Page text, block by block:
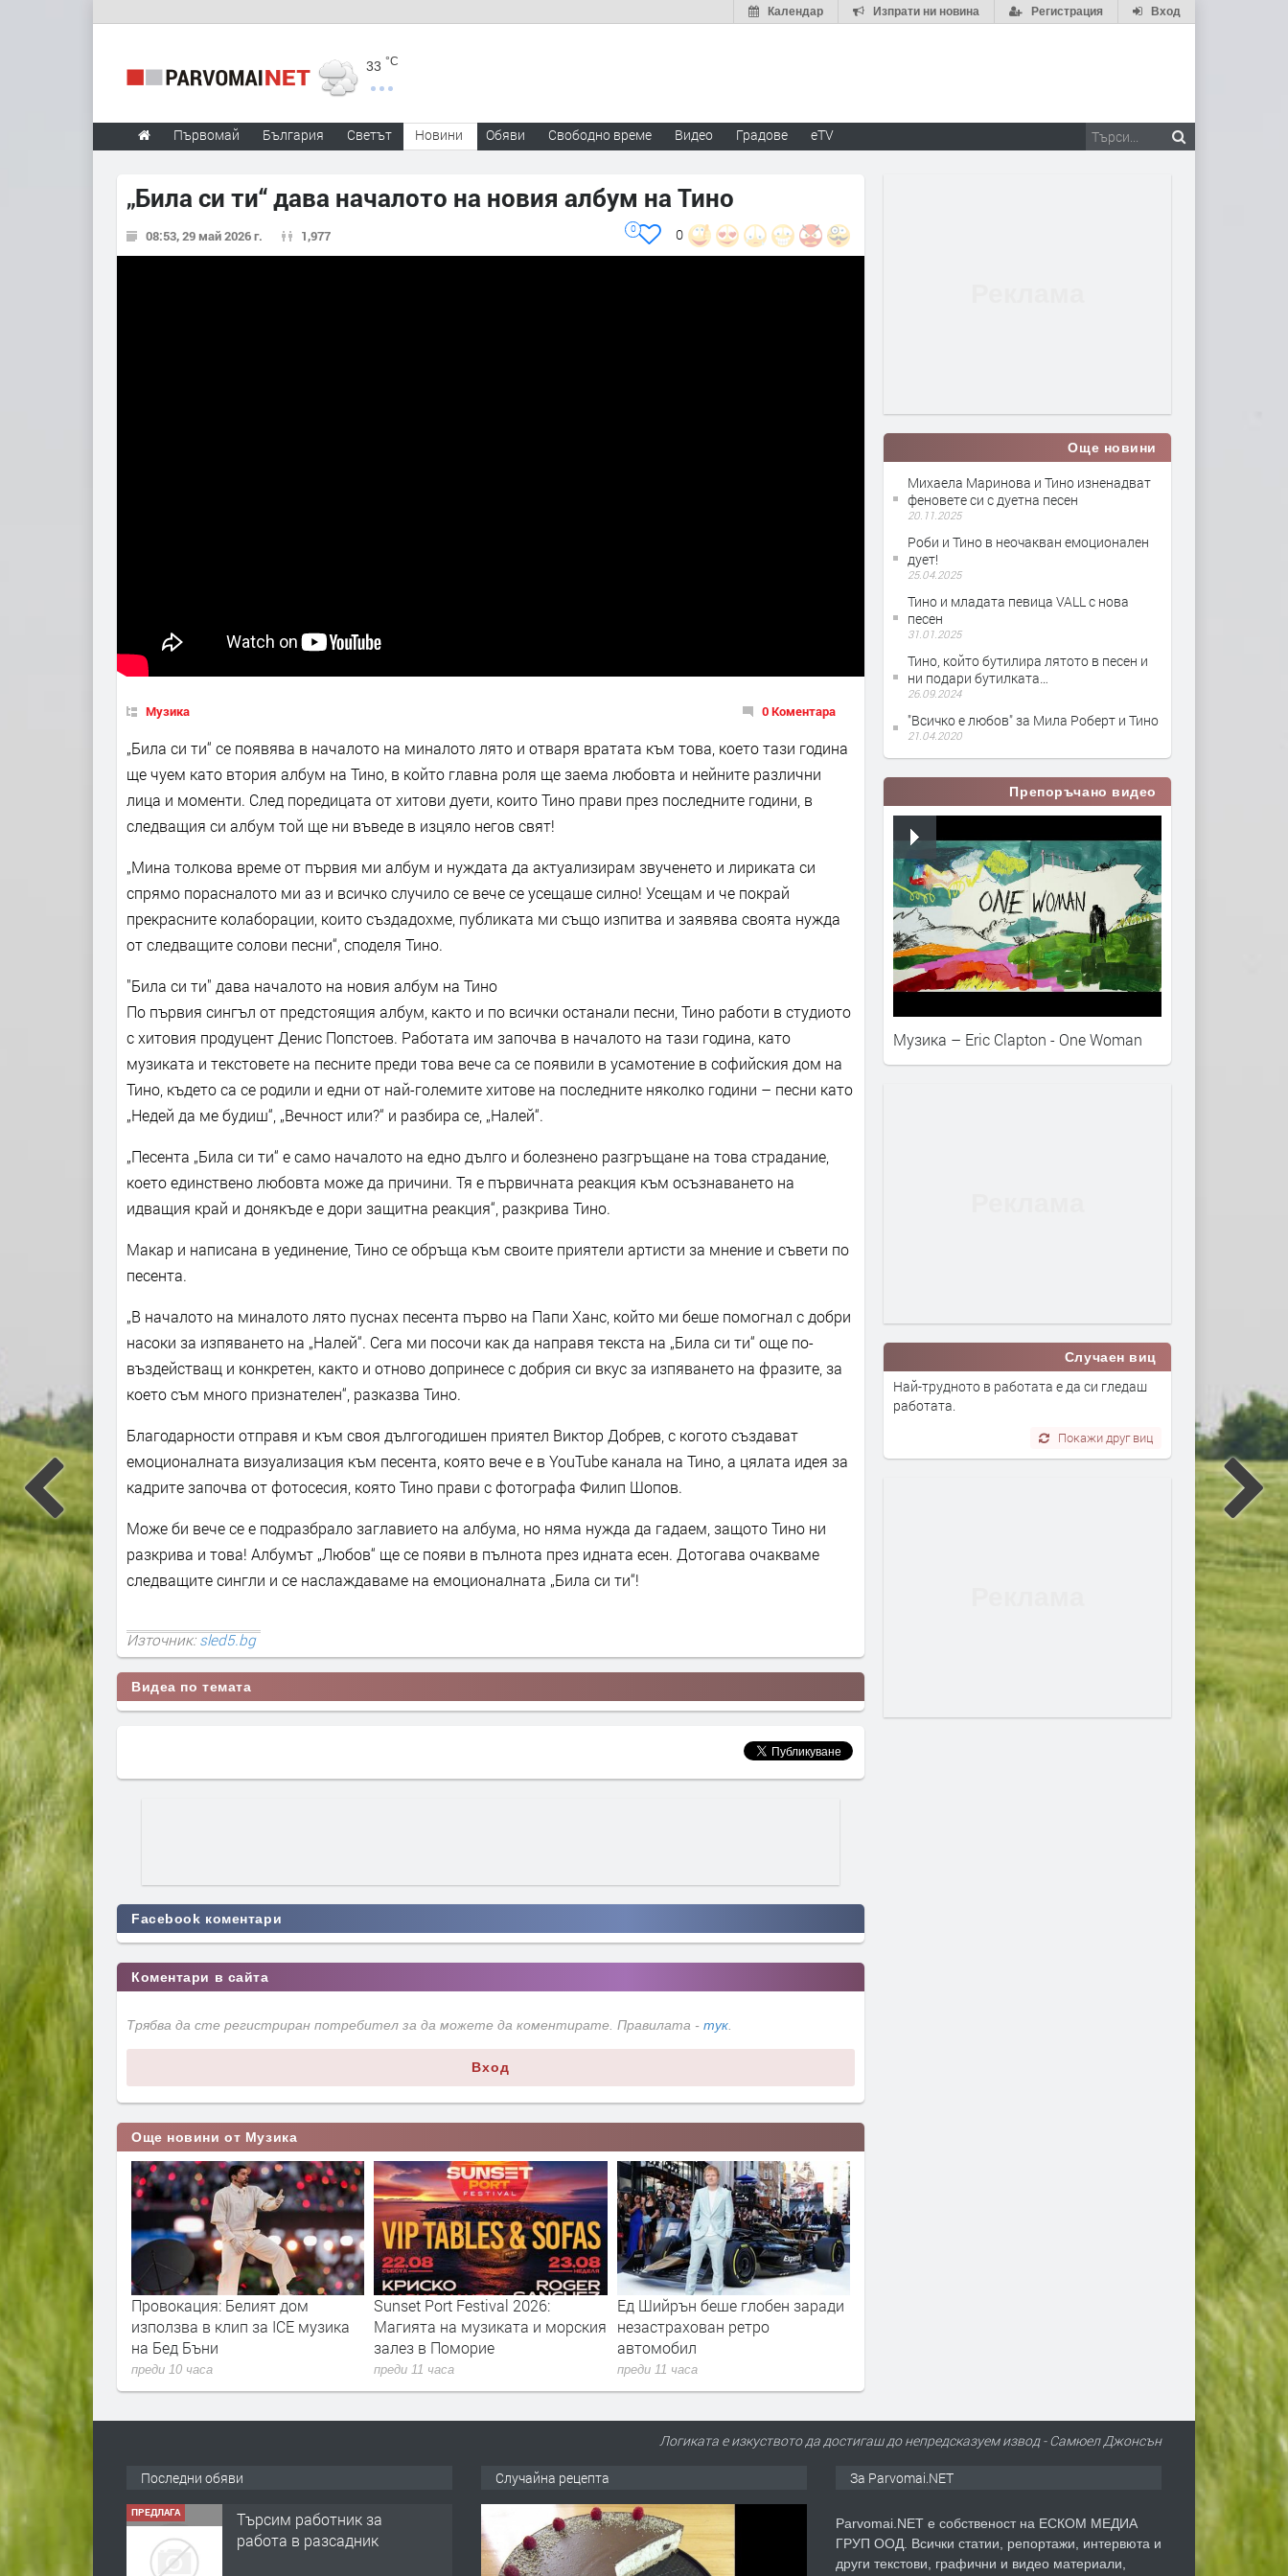
Вход
Регистрация
Изпрати ни новина
Календар
33 °C
Първомай България Светът Новини Обяви Свободно време Видео Градове eTV
„Била си ти“ дава началото на новия албум на Тино
08:53, 29 май 2026 г. 1,977 0
0
Музика 0 Коментара
„Била си ти“ се появява в началото на миналото лято и отваря вратата към това, което тази година
ще чуем като втория албум на Тино, в който главна роля ще заема любовта и нейните различни
лица и моменти. След поредицата от хитови дуети, които Тино прави през последните години, в
следващия си албум той ще ни въведе в изцяло негов свят!
„Мина толкова време от първия ми албум и нуждата да актуализирам звученето и лириката си
спрямо порасналото ми аз и всичко случило се вече се усещаше силно! Усещам и че покрай
прекрасните колаборации, които създадохме, публиката ми също изпитва и заявява своята нужда
от следващите солови песни“, споделя Тино.
"Била си ти" дава началото на новия албум на Тино
По първия сингъл от предстоящия албум, както и по всички останали песни, Тино работи в студиото
с хитовия продуцент Денис Попстоев. Работата им започва в началото на тази година, като
музиката и текстовете на песните преди това вече са се появили в усамотение в софийския дом на
Тино, където са се родили и едни от най-големите хитове на последните няколко години – песни като
„Недей да ме будиш“, „Вечност или?“ и разбира се, „Налей“.
„Песента „Била си ти“ е само началото на едно дълго и болезнено разгръщане на това страдание,
което единствено любовта може да причини. Тя е първичната реакция към осъзнаването на
идващия край и донякъде е дори защитна реакция“, разкрива Тино.
Макар и написана в уединение, Тино се обръща към своите приятели артисти за мнение и съвети по
песента.
„В началото на миналото лято пуснах песента първо на Папи Ханс, който ми беше помогнал с добри
насоки за изпяването на „Налей“. Сега ми посочи как да направя текста на „Била си ти“ още по-
въздействащ и конкретен, както и отново допринесе с добрия си вкус за изпяването на фразите, за
което съм много признателен“, разказва Тино.
Благодарности отправя и към своя дългогодишен приятел Виктор Добрев, с когото създават
емоционалната визуализация към песента, която вече е в YouTube канала на Тино, а цялата идея за
кадрите започва от фотосесия, която Тино прави с фотографа Филип Шопов.
Може би вече се е подразбрало заглавието на албума, но няма нужда да гадаем, защото Тино ни
разкрива и това! Албумът „Любов“ ще се появи в пълнота през идната есен. Дотогава очакваме
следващите сингли и се наслаждаваме на емоционалната „Била си ти“!
Източник:sled5.bg
Видеа по темата
Facebook коментари
Коментари в сайта
Трябва да сте регистриран потребител за да можете да коментирате. Правилата - тук.
Вход
Още новини от Музика
изяви
Провокация: Белият дом
използва в клип за ICE музика
на Бед Бъни
преди 10 часа
Sunset Port Festival 2026:
Магията на музиката и морския
залез в Поморие
преди 11 часа
Ед Шийрън беше глобен заради
незастрахован ретро
автомобил
преди 11 часа
Tarja Turunen ни кани на
специалния си акустичен
Още новини
Михаела Маринова и Тино изненадват
феновете си с дуетна песен
20.11.2025
Роби и Тино в неочакван емоционален
дует!
25.04.2025
Тино и младата певица VALL с нова
песен
31.01.2025
Тино, който бутилира лятото в песен и
ни подари бутилката…
26.09.2024
"Всичко е любов" за Мила Роберт и Тино
21.04.2020
Препоръчано видео
Музика – Eric Clapton - One Woman
Случаен виц
Най-трудното в работата е да си гледаш
работата.
Покажи друг виц
Логиката е изкуството да достигаш до непредсказуем извод - Самюел Джонсън
Последни обяви
ПРЕДЛАГА
Търсим работник за
работа в разсадник
Случайна рецепта За Parvomai.NET
Parvomai.NET е собственост на ЕСКОМ МЕДИА
ГРУП ООД. Всички статии, репортажи, интервюта и
други текстови, графични и видео материали,